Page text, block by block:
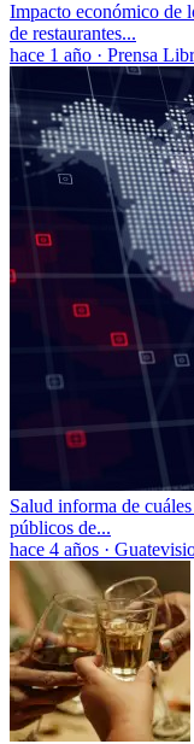
Impacto económico de
de restaurantes...
hace 1 año · Prensa
Salud informa de
públicos de...
hace 4 años ·